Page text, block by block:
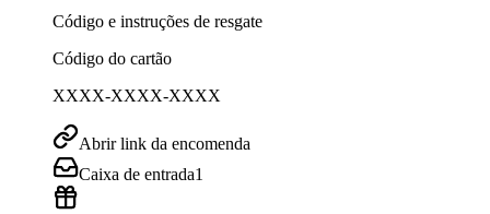
Código e instruções de resgate
Código do cartão
XXXX-XXXX-XXXX
Abrir link da encomenda
Caixa de entrada1